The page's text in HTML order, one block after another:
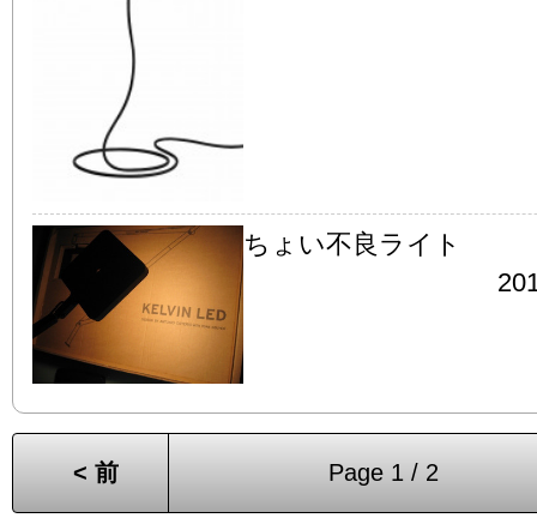
ちょい不良ライト
< 前 Page 1 / 2